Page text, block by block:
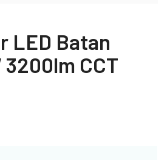
LED Batan
3200lm CCT